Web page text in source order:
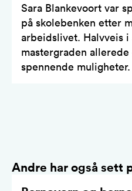
Sara Blankevoort var
på skolebenken etter
arbeidslivet. Halvveis
mastergraden
spennende muligheter.
Andre har også sett